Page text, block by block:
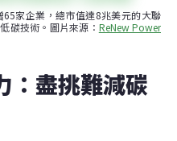
家企業，總市值達8兆美元的大聯
碳技術。圖片來源： ReNew Power
：盡挑難減碳